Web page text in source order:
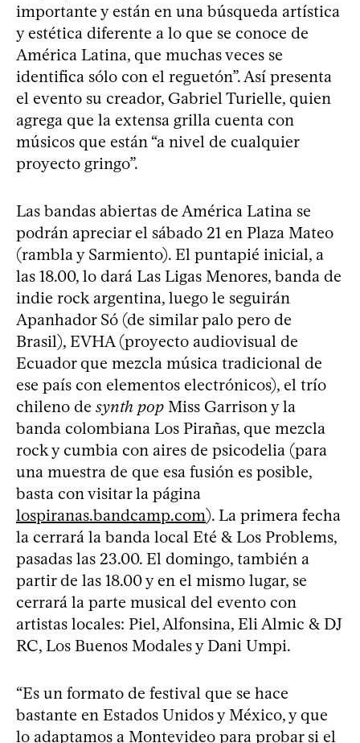
importante y están en una búsqueda artística
y estética diferente a lo que se conoce de
América Latina, que muchas veces se
identifica sólo con el reguetón”. Así presenta
el evento su creador, Gabriel Turielle, quien
agrega que la extensa grilla cuenta con
músicos que están “a nivel de cualquier
proyecto gringo”.
Las bandas abiertas de América Latina se
podrán apreciar el sábado 21 en Plaza Mateo
(rambla y Sarmiento). El puntapié inicial, a
las 18.00, lo dará Las Ligas Menores, banda de
indie rock argentina, luego le seguirán
Apanhador Só (de similar palo pero de
Brasil), EVHA (proyecto audiovisual de
Ecuador que mezcla música tradicional de
ese país con elementos electrónicos), el trío
chileno de synth pop Miss Garrison y la
banda colombiana Los Pirañas, que mezcla
rock y cumbia con aires de psicodelia (para
una muestra de que esa fusión es posible,
basta con visitar la página
lospiranas.bandcamp.com). La primera fecha
la cerrará la banda local Eté & Los Problems,
pasadas las 23.00. El domingo, también a
partir de las 18.00 y en el mismo lugar, se
cerrará la parte musical del evento con
artistas locales: Piel, Alfonsina, Eli Almic & DJ
RC, Los Buenos Modales y Dani Umpi.
“Es un formato de festival que se hace
bastante en Estados Unidos y México, y que
lo adaptamos a Montevideo para probar si el